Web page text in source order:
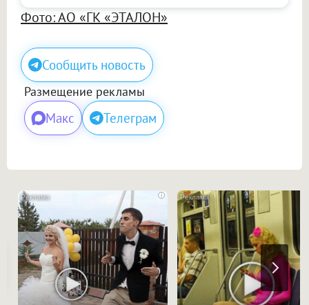
Фото: АО «ГК «ЭТАЛОН»
Сообщить новость
Размещение рекламы
Макс Телеграм
i